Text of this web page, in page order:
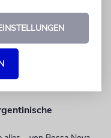
populärer zu